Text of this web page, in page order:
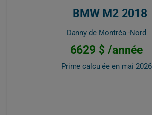
BMW M2 2018
Danny de Montréal-Nord
6629 $ /année
Prime calculée en mai 2026